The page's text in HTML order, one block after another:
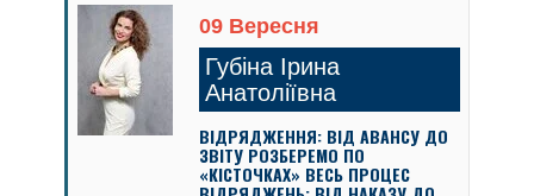
09 Вересня
Губіна Ірина
Анатоліївна
ВІДРЯДЖЕННЯ: ВІД АВАНСУ ДО
ЗВІТУ РОЗБЕРЕМО ПО
«КІСТОЧКАХ» ВЕСЬ ПРОЦЕС